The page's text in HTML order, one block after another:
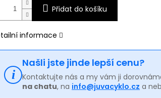
Přidat do košíku
informace
Našli jste jinde lepší cenu?
Kontaktujte nás a my vám ji
na chatu, na info@juvacyklo.cz a